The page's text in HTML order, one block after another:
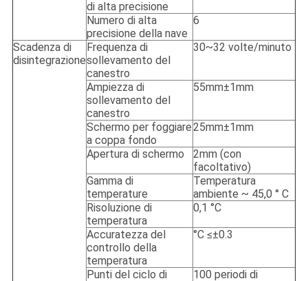
di alta precisione
Numero di alta
precisione della nave
6
Scadenza di
disintegrazione
Frequenza di
sollevamento del
canestro
30~32 volte/minuto
Ampiezza di
sollevamento del
canestro
55mm±1mm
Schermo per foggiare
a coppa fondo
25mm±1mm
Apertura di schermo
2mm (con
facoltativo)
Gamma di
temperature
Temperatura
ambiente ~ 45,0 ° C
Risoluzione di
temperatura
0,1 °C
Accuratezza del
controllo della
temperatura
°C ≤±0.3
Punti del ciclo di
100 periodi di